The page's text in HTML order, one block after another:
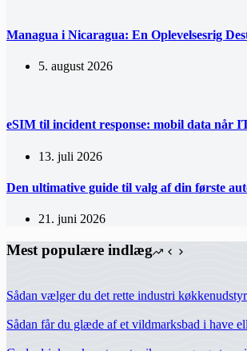
Managua i Nicaragua: En Oplevelsesrig
5. august 2026
eSIM til incident response: mobil data når
13. juli 2026
Den ultimative guide til valg af din første
21. juni 2026
Mest populære indlæg
Sådan vælger du det rette industri
Sådan får du glæde af et vildmarksbad i have